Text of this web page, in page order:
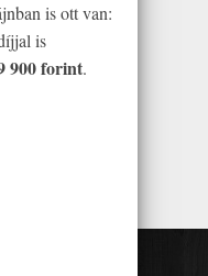
is ott van:
is
900 forint.